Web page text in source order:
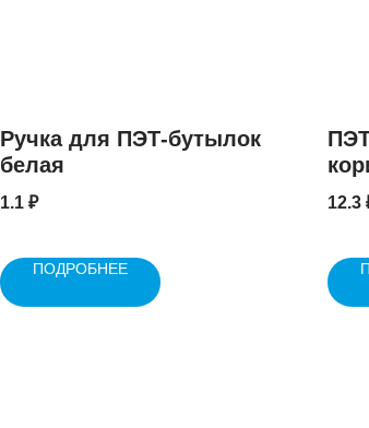
Ручка для ПЭТ-бутылок
белая
1.1 ₽
ПОДРОБНЕЕ
шт.
12.3